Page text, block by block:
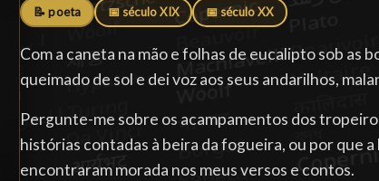
📝 poeta 📅 século XIX 📅 século XX
Com a caneta na mão e folhas de eucalipto sob as
queimado de sol e dei voz aos seus andarilhos,
Pergunte-me sobre os acampamentos dos
histórias contadas à beira da fogueira, ou por que
encontraram morada nos meus versos e contos.